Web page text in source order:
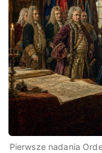
Pierwsze nadania